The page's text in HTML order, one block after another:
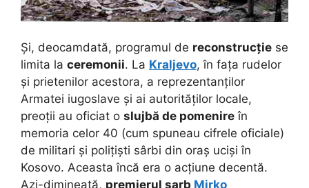
Și, deocamdată, programul de reconstrucție se
limita la ceremonii. La Kraljevo, în fața rudelor
și prietenilor acestora, a reprezentanților
Armatei iugoslave și ai autorităților locale,
preoții au oficiat o slujbă de pomenire în
memoria celor 40 (cum spuneau cifrele oficiale)
de militari și polițiști sârbi din oraș uciși în
Kosovo. Aceasta încă era o acțiune decentă.
Azi-dimineață, premierul sarb Mirko